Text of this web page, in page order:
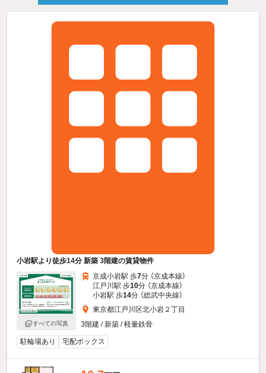
小岩駅より徒歩14分 新築 3階建の賃貸物件
すべての写真
京成小岩駅 歩7分 （京成本線）
江戸川駅 歩10分 （京成本線）
小岩駅 歩14分 （総武中央線）
東京都江戸川区北小岩２丁目
3階建 / 新築 / 軽量鉄骨
駐輪場あり 宅配ボックス